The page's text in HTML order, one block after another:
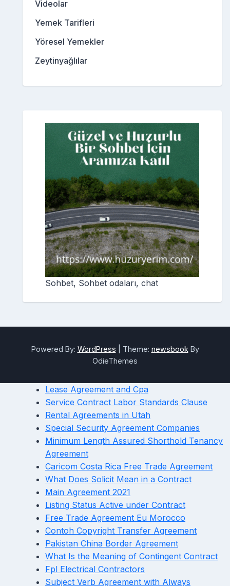
Videolar
Yemek Tarifleri
Yöresel Yemekler
Zeytinyağlılar
Sohbet, Sohbet odaları, chat
Powered By: WordPress Theme: newsbook By
OdieThemes
Lease Agreement and Cpa
Service Contract Labor Standards Clause
Rental Agreements in Utah
Special Security Agreement Companies
Minimum Length Assured Shorthold Tenancy
Agreement
Caricom Costa Rica Free Trade Agreement
What Does Solicit Mean in a Contract
Main Agreement 2021
Listing Status Active under Contract
Free Trade Agreement Eu Morocco
Contoh Copyright Transfer Agreement
Pakistan China Border Agreement
What Is the Meaning of Contingent Contract
Fpl Electrical Contractors
Subject Verb Agreement with Always